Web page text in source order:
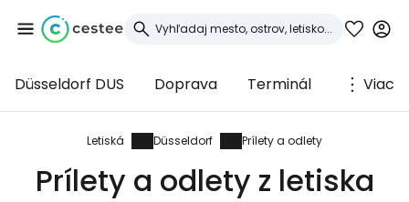
Düsseldorf DUS Doprava Terminál Viac
Letiská Düsseldorf Prílety a odlety
Prílety a odlety z letiska
Prihláste sa do
služby Cestee
... celosvetovej komunity cestovateľov